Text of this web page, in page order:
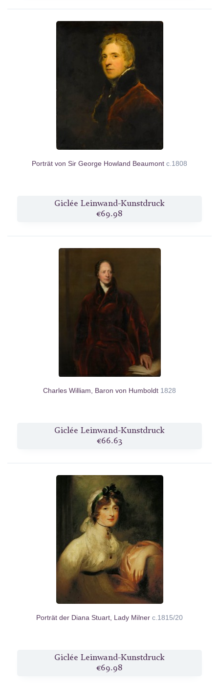
Porträt von Sir George Howland Beaumont c.1808
Giclée Leinwand-Kunstdruck
€69.98
Charles William, Baron von Humboldt 1828
Giclée Leinwand-Kunstdruck
€66.63
Porträt der Diana Stuart, Lady Milner c.1815/20
Giclée Leinwand-Kunstdruck
€69.98